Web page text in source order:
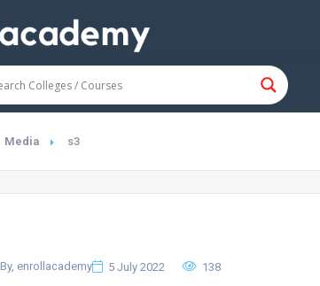
Media s3
By, enrollacademy 5 July 2022 138